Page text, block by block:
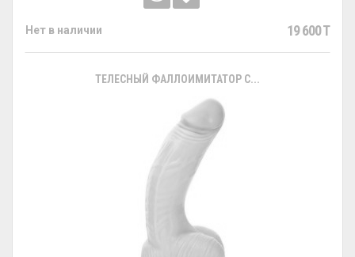
Нет в наличии 19 600 T
ТЕЛЕСНЫЙ ФАЛЛОИМИТАТОР С...